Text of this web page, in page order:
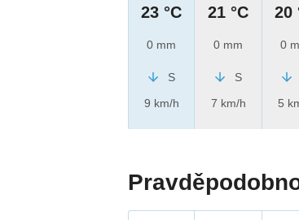
23 °C
0 mm
S
9 km/h
21 °C
0 mm
S
7 km/h
20
0
5